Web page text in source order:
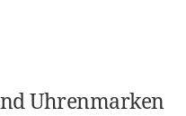
Uhrenmarken